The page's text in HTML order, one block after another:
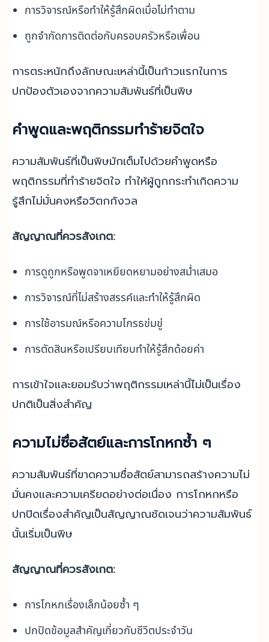
การวิจารณ์หรือทำให้รู้สึกผิดเมื่อไม่ทำตาม
ถูกจำกัดการติดต่อกับครอบครัวหรือเพื่อน
การตระหนักถึงลักษณะเหล่านี้เป็นก้าวแรกในการ
ปกป้องตัวเองจากความสัมพันธ์ที่เป็นพิษ
คำพูดและพฤติกรรมทำร้ายจิตใจ
ความสัมพันธ์ที่เป็นพิษมักเต็มไปด้วยคำพูดหรือ
พฤติกรรมที่ทำร้ายจิตใจ ทำให้ผู้ถูกกระทำเกิดความ
รู้สึกไม่มั่นคงหรือวิตกกังวล
สัญญาณที่ควรสังเกต:
การดูถูกหรือพูดจาเหยียดหยามอย่างสม่ำเสมอ
การวิจารณ์ที่ไม่สร้างสรรค์และทำให้รู้สึกผิด
การใช้อารมณ์หรือความโกรธข่มขู่
การตัดสินหรือเปรียบเทียบทำให้รู้สึกด้อยค่า
การเข้าใจและยอมรับว่าพฤติกรรมเหล่านี้ไม่เป็นเรื่อง
ปกติเป็นสิ่งสำคัญ
ความไม่ซื่อสัตย์และการโกหกซ้ำ ๆ
ความสัมพันธ์ที่ขาดความซื่อสัตย์สามารถสร้างความไม่
มั่นคงและความเครียดอย่างต่อเนื่อง การโกหกหรือ
ปกปิดเรื่องสำคัญเป็นสัญญาณชัดเจนว่าความสัมพันธ์
นั้นเริ่มเป็นพิษ
สัญญาณที่ควรสังเกต:
การโกหกเรื่องเล็กน้อยซ้ำ ๆ
ปกปิดข้อมูลสำคัญเกี่ยวกับชีวิตประจำวัน